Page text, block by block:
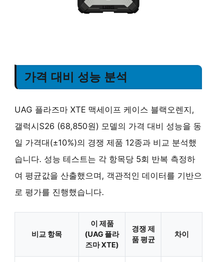
가격 대비 성능 분석
UAG 플라즈마 XTE 맥세이프 케이스 블랙오렌지,
갤럭시S26 (68,850원) 모델의 가격 대비 성능을 동
일 가격대(±10%)의 경쟁 제품 12종과 비교 분석했
습니다. 성능 테스트는 각 항목당 5회 반복 측정하
여 평균값을 산출했으며, 객관적인 데이터를 기반으
로 평가를 진행했습니다.
비교 항목
이 제품
(UAG 플라
즈마 XTE)
경쟁 제
품 평균
차이